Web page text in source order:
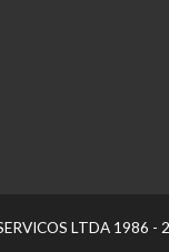
LTDA 1986 -